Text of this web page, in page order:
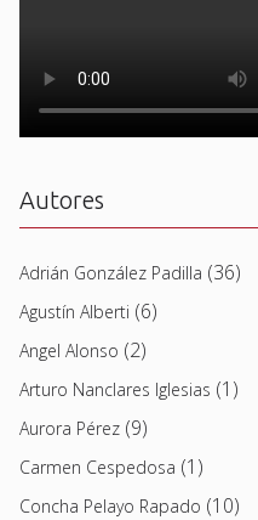
Autores
Adrián González Padilla (36)
Agustín Alberti (6)
Angel Alonso (2)
Arturo Nanclares Iglesias (1)
Aurora Pérez (9)
Carmen Cespedosa (1)
Concha Pelayo Rapado (10)